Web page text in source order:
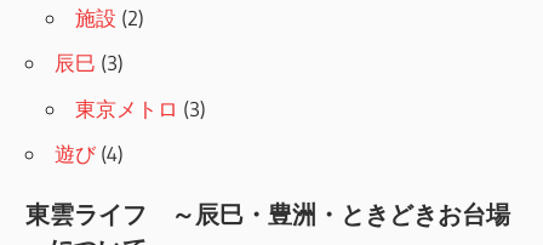
施設 (2)
辰巳 (3)
東京メトロ (3)
遊び (4)
東雲ライフ ～辰巳・豊洲・ときどきお台場